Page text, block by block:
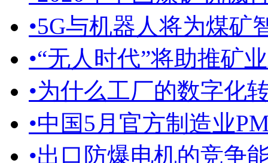
•5G与机器人将为煤矿
•“无人时代”将助推矿
•为什么工厂的数字化
•中国5月官方制造业
•出口防爆电机的竞争